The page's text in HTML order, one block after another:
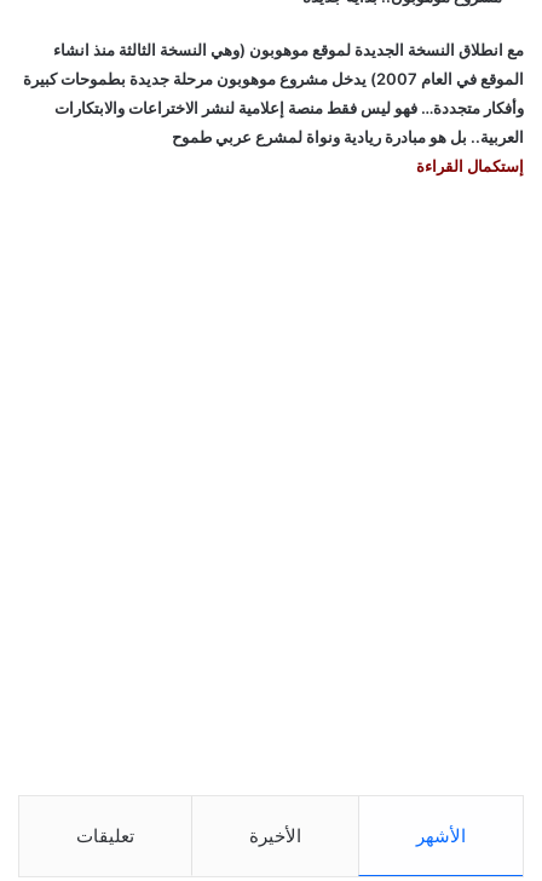
مع انطلاق النسخة الجديدة لموقع موهوبون (وهي النسخة الثالثة منذ انشاء
الموقع في العام 2007) يدخل مشروع موهوبون مرحلة جديدة بطموحات كبيرة
وأفكار متجددة… فهو ليس فقط منصة إعلامية لنشر الاختراعات والابتكارات
العربية.. بل هو مبادرة ريادية ونواة لمشرع عربي طموح
إستكمال القراءة
الأشهر الأخيرة تعليقات